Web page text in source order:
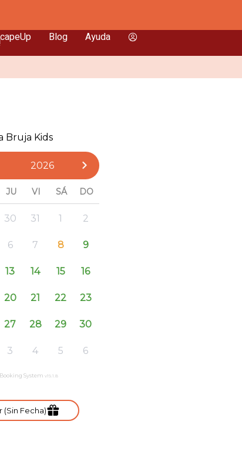
Blog Ayuda